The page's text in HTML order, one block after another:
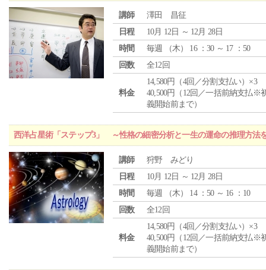
講師
澤田 昌征
日程
10月 12日 ～ 12月 28日
時間
毎週 （木） 16 ：30 ～ 17 ：50
回数
全12回
料金
14,580円（4回／分割支払い）×3
40,500円（12回／一括前納支払※
義開始前まで）
西洋占星術「ステップ3」 ～性格の細密分析と一生の運命の推理方法
講師
狩野 みどり
日程
10月 12日 ～ 12月 28日
時間
毎週 （木） 14 ：50 ～ 16 ：10
回数
全12回
料金
14,580円（4回／分割支払い）×3
40,500円（12回／一括前納支払※
義開始前まで）